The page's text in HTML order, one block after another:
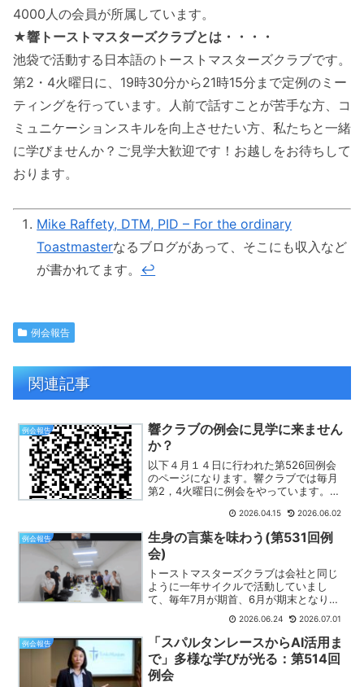
4000人の会員が所属しています。
★響トーストマスターズクラブとは・・・・
池袋で活動する日本語のトーストマスターズクラブです。
第2・4火曜日に、19時30分から21時15分まで定例のミー
ティングを行っています。人前で話すことが苦手な方、コ
ミュニケーションスキルを向上させたい方、私たちと一緒
に学びませんか？ご見学大歓迎です！お越しをお待ちして
おります。
Mike Raffety, DTM, PID – For the ordinary
Toastmasterなるブログがあって、そこにも収入など
が書かれてます。 ↩
例会報告
関連記事
例会報告
響クラブの例会に見学に来ません
か？
以下４月１４日に行われた第526回例会
のページになります。響クラブでは毎月
第2，4火曜日に例会をやっています。池
で例会をやっていますが、池袋まで通え
ない方はオンライン（Zoom）でもご参加
いただけます（...
2026.04.15 2026.06.02
例会報告
生身の言葉を味わう(第531回例
会)
トーストマスターズクラブは会社と同じ
ように一年サイクルで活動していまし
て、毎年7月が期首、6月が期末となりま
期）最後の例会でした。今期を振り返る
と、急速にその存在感を強めたのが生成
AIでした。ChatG...
2026.06.24 2026.07.01
例会報告
「スパルタンレースからAI活用ま
で」多様な学びが光る：第514回
例会